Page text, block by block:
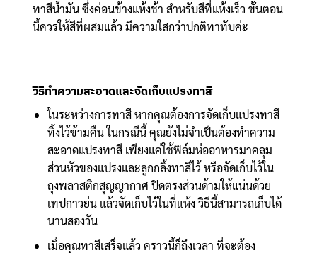
ทาสีน้ำมัน ซึ่งค่อนข้างแห้งช้า สำหรับสีที่แห้งเร็ว ขั้นตอน
นี้ควรให้สีที่ผสมแล้ว มีความใสกว่าปกติทาทับค่ะ
วิธีทำความสะอาดและจัดเก็บแปรงทาสี
ในระหว่างการทาสี หากคุณต้องการจัดเก็บแปรงทาสี
ทิ้งไว้ข้ามคืน ในกรณีนี้ คุณยังไม่จำเป็นต้องทำความ
สะอาดแปรงทาสี เพียงแค่ใช้ฟิล์มห่ออาหารมาคลุม
ส่วนหัวของแปรงและลูกกลิ้งทาสีไว้ หรือจัดเก็บไว้ใน
ถุงพลาสติกสุญญากาศ ปิดตรงส่วนด้ามให้แน่นด้วย
เทปกาวย่น แล้วจัดเก็บไว้ในที่แห้ง วิธีนี้สามารถเก็บได้
นานสองวัน
เมื่อคุณทาสีเสร็จแล้ว คราวนี้ก็ถึงเวลา ที่จะต้อง